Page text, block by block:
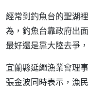
經常到釣魚台的聖湖
為，釣魚台靠政府出
最好還是靠大陸去爭
宜蘭縣延繩漁業會理
張金波同時表示，漁